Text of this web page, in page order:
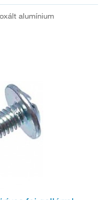
alumínium